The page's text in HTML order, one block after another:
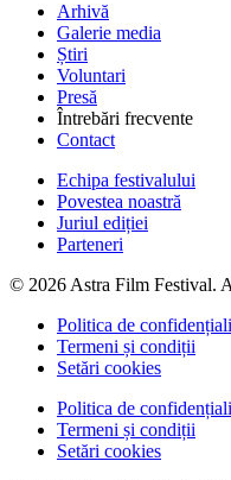
Arhivă
Galerie media
Știri
Voluntari
Presă
Întrebări frecvente
Contact
Echipa festivalului
Povestea noastră
Juriul ediției
Parteneri
© 2026 Astra Film Festival.
Politica de
Termeni și condiții
Setări cookies
Politica de
Termeni și condiții
Setări cookies